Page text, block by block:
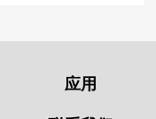
应用